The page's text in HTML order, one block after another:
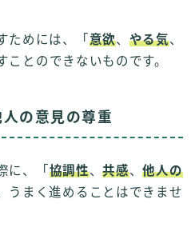
ためには、「 意欲、 やる気、
ことのできないものです。
の意見の尊重
に、「 協調性、共感、他人の
うまく進めることはできませ